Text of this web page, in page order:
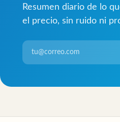
Resumen diario de lo
el precio, sin ruido ni